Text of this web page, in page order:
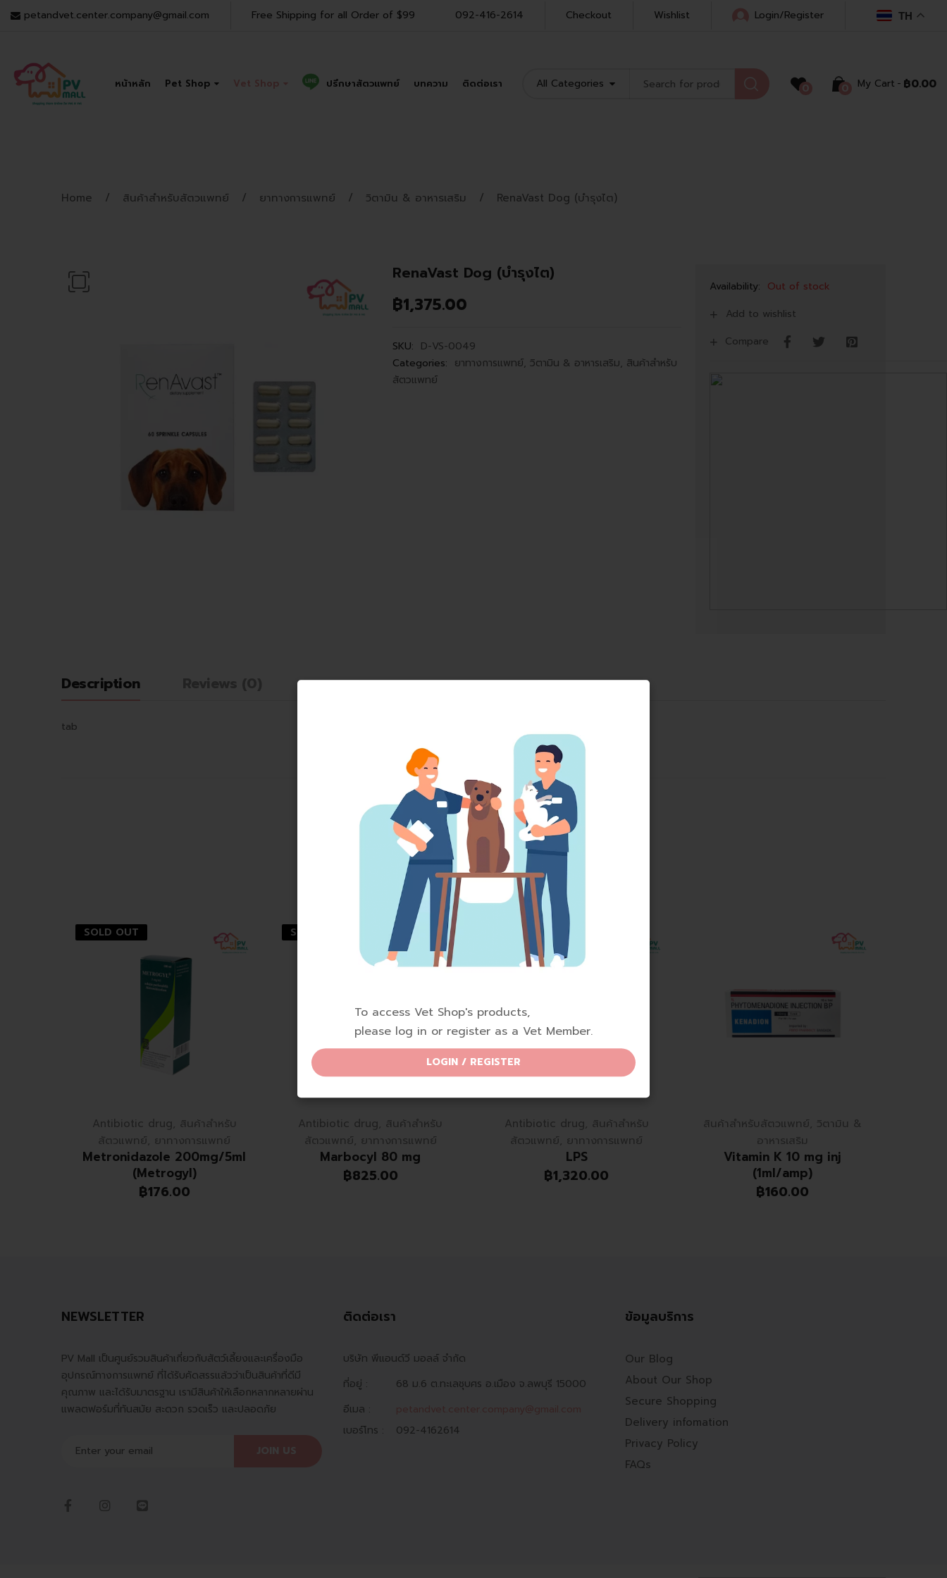
To access Vet Shop's products,
please log in or register as a Vet Member.
LOGIN / REGISTER
petandvet.center.company@gmail.com Free Shipping for all Order of $99 092-416-2614 Checkout Wishlist Login/Register TH
หน้าหลัก Pet Shop ปรึกษาสัตวแพทย์ บทความ ติดต่อเรา All Categories My Cart ฿0.00
Home สินค้าสำหรับสัตวแพทย์ ยาทางการแพทย์ วิตามิน & อาหารเสริม RenaVast Dog (บำรุงไต)
RenaVast Dog (บำรุงไต)
฿1,375.00
SKU: D-VS-0049
Categories: ยาทางการแพทย์, วิตามิน & อาหารเสริม, สินค้าสำหรับ
สัตวแพทย์
Availability: Out of stock
Add to wishlist
Compare
Description
tab
Related Products subtitle
Related Products
SOLD OUT
Antibiotic drug, สินค้าสำหรับ
สัตวแพทย์, ยาทางการแพทย์
Metronidazole 200mg/5ml
(Metrogyl)
฿176.00
SOLD OUT
Antibiotic drug, สินค้าสำหรับ
สัตวแพทย์, ยาทางการแพทย์
Marbocyl 80 mg
฿825.00
Antibiotic drug, สินค้าสำหรับ
สัตวแพทย์, ยาทางการแพทย์
LPS
฿1,320.00
สินค้าสำหรับสัตวแพทย์, วิตามิน &
อาหารเสริม
Vitamin K 10 mg inj
(1ml/amp)
฿160.00
NEWSLETTER
PV Mall เป็นศูนย์รวมสินค้าเกี่ยวกับสัตว์เลี้ยงและเครื่องมือ
อุปกรณ์ทางการแพทย์ ที่ได้รับคัดสรรแล้วว่าเป็นสินค้าที่ดีมี
คุณภาพ และได้รับมาตรฐาน เรามีสินค้าให้เลือกหลากหลายผ่าน
แพลตฟอร์มที่ทันสมัย สะดวก รวดเร็ว และปลอดภัย
ติดต่อเรา
บริษัท พีแอนด์วี มอลล์ จำกัด
ที่อยู่ :
68 ม.6 ต.ทะเลชุบศร อ.เมือง จ.ลพบุรี 15000
อีเมล :
เบอร์โทร :
092-4162614
ข้อมูลบริการ
Our Blog
About Our Shop
Secure Shopping
Delivery infomation
Privacy Policy
FAQs